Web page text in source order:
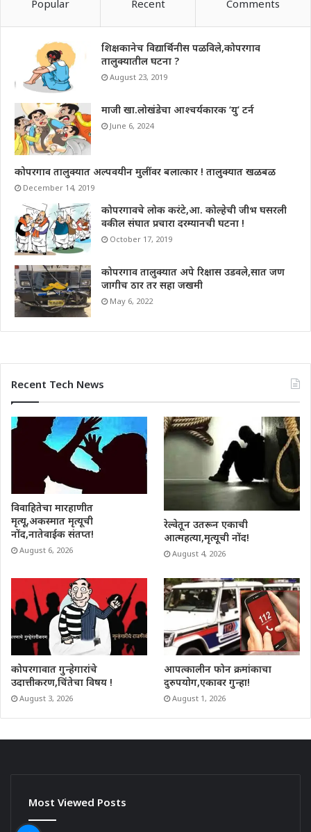
Popular Recent Comments
शिक्षकानेच विद्यार्थिनीस पळविले,कोपरगाव
तालुक्यातील घटना ?
August 23, 2019
माजी खा.लोखंडेचा आश्चर्यकारक ‘यु’ टर्न
June 6, 2024
कोपरगाव तालुक्यात अल्पवयीन मुलींवर बलात्कार ! तालुक्यात खळबळ
December 14, 2019
कोपरगावचे लोक करंटे,आ. कोल्हेची जीभ घसरली
वकील संघात प्रचारा दरम्यानची घटना !
October 17, 2019
कोपरगाव तालुक्यात अपे रिक्षास उडवले,सात जण
जागीच ठार तर सहा जखमी
May 6, 2022
Recent Tech News
विवाहितेचा मारहाणीत
मृत्यू,अकस्मात मृत्यूची
नोंद,नातेवाईक संतप्त!
August 6, 2026
रेल्वेतून उतरून एकाची
आत्महत्या,मृत्यूची नोंद!
August 4, 2026
कोपरगावात गुन्हेगारांचे
उदात्तीकरण,चिंतेचा विषय !
August 3, 2026
आपत्कालीन फोन क्रमांकाचा
दुरुपयोग,एकावर गुन्हा!
August 1, 2026
Most Viewed Posts